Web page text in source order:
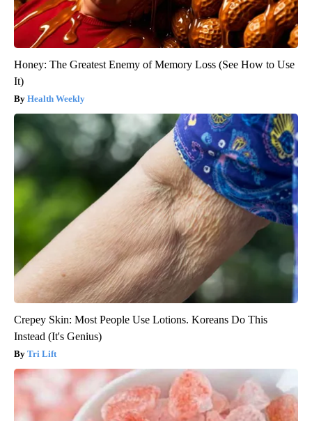
Honey: The Greatest Enemy of Memory Loss (See How to Use
It)
Health Weekly
Crepey Skin: Most People Use Lotions. Koreans Do This
Instead (It's Genius)
Tri Lift